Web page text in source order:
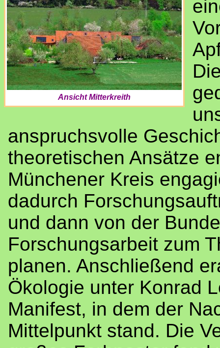
Ansicht Mitterkreith
anspruchsvolle
theoretischen Ansätze
Münchener Kreis
dadurch
und dann von der
Forschungsarbeit zum
planen. Anschließend
Ökologie unter Konrad
Manifest, in dem der
Mittelpunkt stand. Die